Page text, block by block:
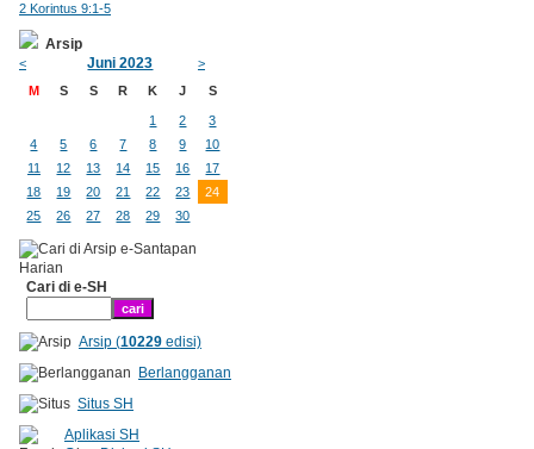
2 Korintus 9:1-5
Arsip
< Juni 2023
>
M
S S R K J S
1 2
3
4
5 6 7 8 9
10
11
12 13 14 15 16
17
18
19 20 21 22 23
24
25
26 27 28 29 30
Cari di e-SH
Arsip (10229edisi)
Berlangganan
Situs SH
Aplikasi SH